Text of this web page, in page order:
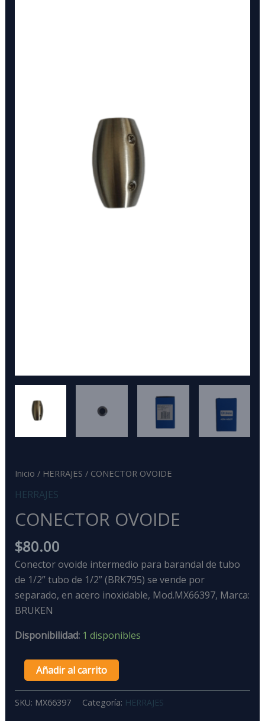
Inicio / HERRAJES / CONECTOR OVOIDE
HERRAJES
CONECTOR OVOIDE
$80.00
Conector ovoide intermedio para barandal de tubo
de 1/2” tubo de 1/2” (BRK795) se vende por
separado, en acero inoxidable, Mod.MX66397, Marca:
BRUKEN
Disponibilidad: 1 disponibles
Añadir al carrito
SKU: MX66397 Categoría: HERRAJES